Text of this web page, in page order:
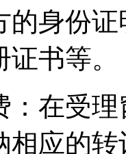
的身份
书等。
：在受
相应的